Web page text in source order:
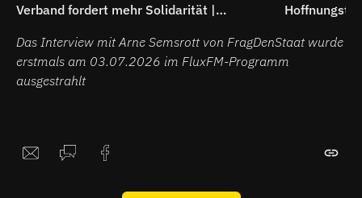
Verband fordert mehr Solidarität |
Das Interview mit Arne Semsrott von FragDenStaat wurde
erstmals am 03.07.2026 im FluxFM-Programm
ausgestrahlt